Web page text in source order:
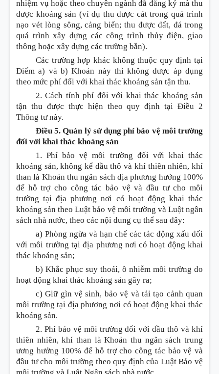
nhiệm vụ hoặc theo chuyên ngành đã đăng ký mà thu
được khoáng sản (ví dụ thu được cát trong quá trình
nạo vét lòng sông, cảng biển; thu được đất, đá trong
quá trình xây dựng các công trình thủyđiện, giao
thông hoặc xây dựng các trường bắn).
Các trường hợp khác không thuộc quy định tại
Điểm a) và b) Khoản này thì không được áp dụng
theo mức phí đối với khai thác khoáng sản tận thu.
2. Cách tính phí đối với khai thác khoáng sản
tận thu được thực hiện theo quy định tại Điều 2
Thông tư này.
Điều 5. Quản lý sử dụng phí bảo vệ môi trường
đối với khai thác khoáng sản
1. Phí bảo vệ môi trường đối với khai thác
khoáng sản, không kể dầu thô và khí thiên nhiên, khí
than là Khoản thu ngân sách địa phương hưởng 100%
để hỗ trợcho công tác bảo vệ và đầu tư cho môi
trường tại địa phương nơi có hoạt động khai thác
khoáng sản theo Luật bảo vệ môi trường và Luật ngân
sách nhà nước, theo các nội dung cụ thể sau đây:
a) Phòng ngừa và hạn chế các tác động xấu đối
với môi trường tại địa phương nơi có hoạt động khai
thác khoáng sản;
b) Khắc phục suy thoái, ô nhiễm môi trường do
hoạt động khai thác khoáng sản gây ra;
c) Giữ gìn vệ sinh, bảo vệ và tái tạo cảnh quan
môi trường tại địa phương nơi có hoạt động khai thác
khoáng sản.
2. Phí bảo vệ môi trường đối với dầu thô và khí
thiên nhiên, khí than là Khoản thu ngân sách trung
ương hưởng 100% để hỗ trợ cho công tác bảo vệ và
đầu tưcho môi trường theo quy định của Luật Bảo vệ